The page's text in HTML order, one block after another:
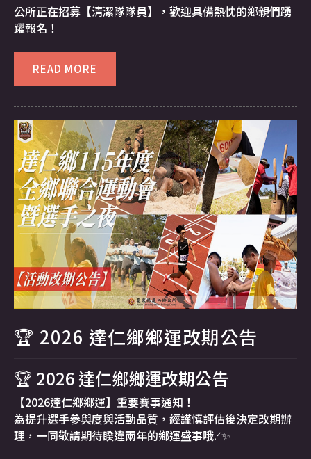
公所正在招募【清潔隊隊員】，歡迎具備熱忱的鄉親們踴
躍報名！
READ MORE
🏆 2026 達仁鄉鄉運改期公告
🏆 2026 達仁鄉鄉運改期公告
【2026達仁鄉鄉運】重要賽事通知！
為提升選手參與度與活動品質，經謹慎評估後決定改期辦
理，一同敬請期待睽違兩年的鄉運盛事哦.ᐟ✨